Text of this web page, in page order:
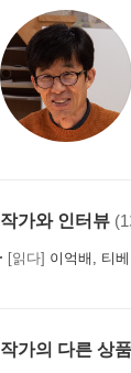
작가와 인터뷰
[읽다] 이억배, 티
작가의 다른 상품